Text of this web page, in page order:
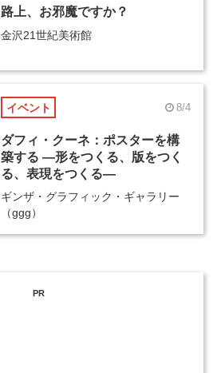
路上、お邪魔ですか？
金沢21世紀美術館
イベント 8/4
ダフィ・クーネ：ポスターを構
築する ―形をつくる、版をつく
る、表現をつくる―
ギンザ・グラフィック・ギャラリー
（ggg）
PR